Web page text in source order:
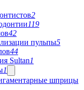
2
119
42
пульпы5
44
Sultan1
1
шприцы